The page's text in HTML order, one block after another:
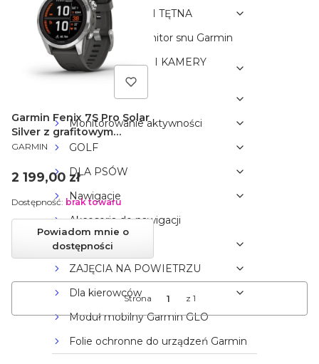
WAGI i CZUJNIKI TĘTNA
Inteligentny monitor snu Garmin
REJESTRATORY I KAMERY
COFANIA
Monitorowanie aktywności
GOLF
DLA PSÓW
Nawigacje
Akcesoria do nawigacji
TURYSTYKA
ZAJĘCIA NA POWIETRZU
Dla kierowców
Moduł mobilny Garmin GLO
Folie ochronne do urządzeń Garmin
Garmin Fenix 7S Pro Solar
Silver z grafitowym
paskiem 010-02776-01
PRODUCENT
GARMIN
Cena
2 199,00 zł
Powiadom mnie o
dostępności
Dostępność: brak towaru
Strona z 1